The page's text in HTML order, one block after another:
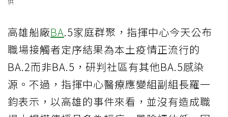
高雄船廠BA.5家庭群聚，指揮中心今天公布
職場接觸者定序結果為本土疫情正流行的
BA.2而非BA.5，研判社區有其他BA.5感染
源。不過，指揮中心醫療應變組副組長羅一
鈞表示，以高雄的事件來看，並沒有造成職